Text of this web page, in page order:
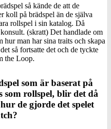
så kände de att de
koll på brädspel än de själva
rollspel i sin katalog. Då
(skratt) Det handlade om
hur man har sina traits och skapa
så fortsatte det och de tyckte
the Loop.
som är baserat på
som rollspel, blir det då
de gjorde det spelet